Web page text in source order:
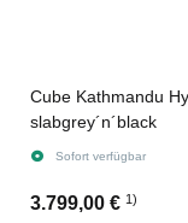
Cube Kathmandu
slabgrey´n´black
Sofort verfügbar
3.799,00 € 1)